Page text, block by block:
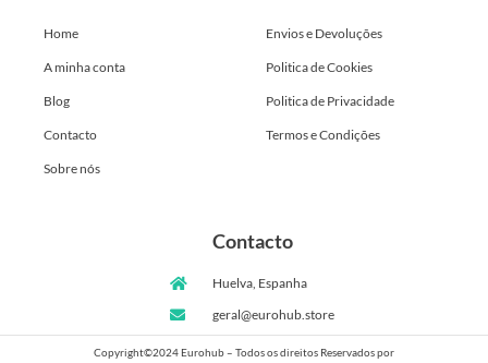
Home
A minha conta
Blog
Contacto
Sobre nós
Envios e Devoluções
Politica de Cookies
Politica de Privacidade
Termos e Condições
Contacto
Huelva, Espanha
geral@eurohub.store
Copyright©2024 Eurohub – Todos os direitos Reservados por